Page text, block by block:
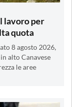
lavoro per
quota
8 agosto 2026,
alto Canavese
le aree